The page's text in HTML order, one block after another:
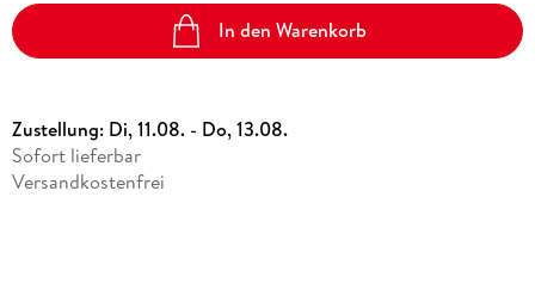
In den Warenkorb
Zustellung: Di, 11.08. - Do, 13.08.
Sofort lieferbar
Versandkostenfrei